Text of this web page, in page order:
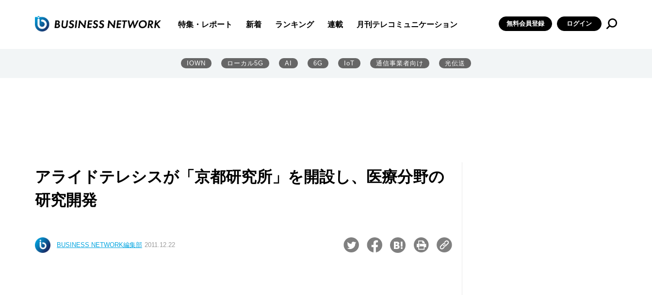
特集・レポート 新着 ランキング 連載 月刊テレコミュニケーション 無料会員登録 ログイン
IOWN ローカル5G AI 6G IoT 通信事業者向け 光伝送
アライドテレシスが「京都研究所」を開設し、医療分野の
研究開発
BUSINESS NETWORK編集部 2011.12.22